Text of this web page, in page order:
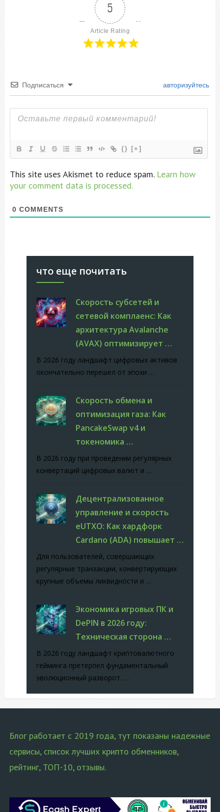
5
Article Rating
Подписаться авторизуйтесь
{} [+]
This site uses Akismet to reduce spam. Learn how
your comment data is processed.
0 COMMENTS
что еще почитать
Скорость субсетей и
сетевой комплаенс: Как
архитектура Avalanche
(AVAX) оптимизирует …
В 2026 году ландшафт цифровых активов
окончательно перешел от эпохи …
Скорость обмена и
оптимизация газа: Как
PancakeSwap v4 и
токеномика …
В 2026 году при проведении регулярных
конвертаций цифровых валют и …
Децентрализованное
управление и скорость
eUTXO: Как хардфорк
Cardano (ADA) повышает …
Для пользователей, совершающих
регулярные транзакции, конвертирующих
крупные объемы ликвидности и …
Экономика игровых ПК и
DePIN в 2026 году:
Техническая сторона …
В 2026 году ландшафт криптовалютного
гейминга претерпел фундаментальный
эволюционный разворот. …
Блог работает с 2019 года, тут показаны надежные
сервисы, список лучших крипто обменников,
рейтинг, ТОП-10, отзывы.